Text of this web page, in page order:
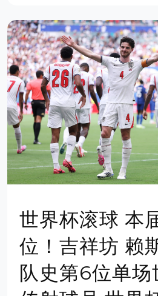
世界杯滚球 本
位！吉祥坊 赖
队史第6位单场